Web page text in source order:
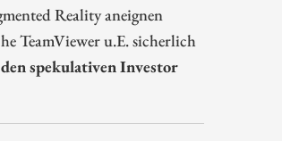
Reality aneignen
TeamViewer u.E. sicherlich
spekulativen Investor